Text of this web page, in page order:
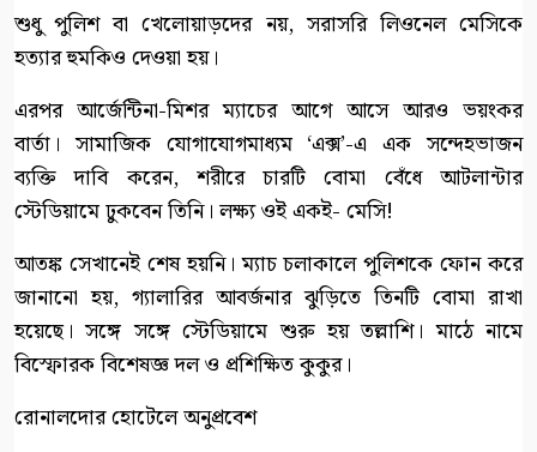
শুধু পুলিশ বা খেলোয়াড়দের নয়, সরাসরি লিওনেল মেসিকে
হত্যার হুমকিও দেওয়া হয়।
এরপর আর্জেন্টিনা-মিশর ম্যাচের আগে আসে আরও ভয়ংকর
বার্তা। সামাজিক যোগাযোগমাধ্যম ‘এক্স’-এ এক সন্দেহভাজন
ব্যক্তি দাবি করেন, শরীরে চারটি বোমা বেঁধে আটলান্টার
স্টেডিয়ামে ঢুকবেন তিনি। লক্ষ্য ওই একই- মেসি!
আতঙ্ক সেখানেই শেষ হয়নি। ম্যাচ চলাকালে পুলিশকে ফোন করে
জানানো হয়, গ্যালারির আবর্জনার ঝুড়িতে তিনটি বোমা রাখা
হয়েছে। সঙ্গে সঙ্গে স্টেডিয়ামে শুরু হয় তল্লাশি। মাঠে নামে
বিস্ফোরক বিশেষজ্ঞ দল ও প্রশিক্ষিত কুকুর।
রোনালদোর হোটেলে অনুপ্রবেশ